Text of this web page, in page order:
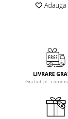
Adauga
LIVRARE
Gratuit pt.